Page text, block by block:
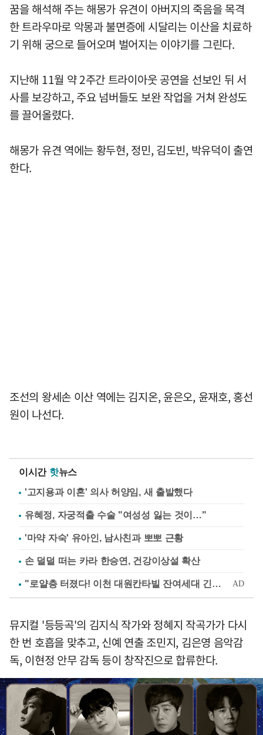
꿈을 해석해 주는 해몽가 유견이 아버지의 죽음을 목격
한 트라우마로 악몽과 불면증에 시달리는 이산을 치료하
기 위해 궁으로 들어오며 벌어지는 이야기를 그린다.
지난해 11월 약 2주간 트라이아웃 공연을 선보인 뒤 서
사를 보강하고, 주요 넘버들도 보완 작업을 거쳐 완성도
를 끌어올렸다.
해몽가 유견 역에는 황두현, 정민, 김도빈, 박유덕이 출연
한다.
조선의 왕세손 이산 역에는 김지온, 윤은오, 윤재호, 홍선
원이 나선다.
이시간 핫뉴스
'고지용과 이혼' 의사 허양임, 새 출발했다
유혜정, 자궁적출 수술 "여성성 잃는 것이…"
'마약 자숙' 유아인, 남사친과 뽀뽀 근황
손 덜덜 떠는 카라 한승연, 건강이상설 확산
뮤지컬 '등등곡'의 김지식 작가와 정혜지 작곡가가 다시
한 번 호흡을 맞추고, 신예 연출 조민지, 김은영 음악감
독, 이현정 안무 감독 등이 창작진으로 합류한다.